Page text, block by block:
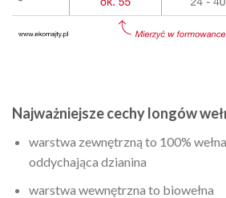
Najważniejsze cechy longów
warstwa zewnętrzną to 100%
oddychająca dzianina
warstwa wewnętrzna to biowełna